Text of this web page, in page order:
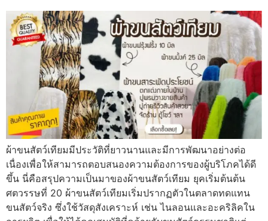
ผ้าขนสัตว์เทียมมีประวัติที่ยาวนานและมีการพัฒนาอย่างต่อ
เนื่องเพื่อให้สามารถตอบสนองความต้องการของผู้บริโภคได้ดี
ขึ้น นี่คือสรุปความเป็นมาของผ้าขนสัตว์เทียม ยุคเริ่มต้นต้น
ศตวรรษที่ 20 ผ้าขนสัตว์เทียมเริ่มปรากฏตัวในตลาดทดแทน
ขนสัตว์จริง ซึ่งใช้วัสดุสังเคราะห์ เช่น ไนลอนและอะคริลิคใน